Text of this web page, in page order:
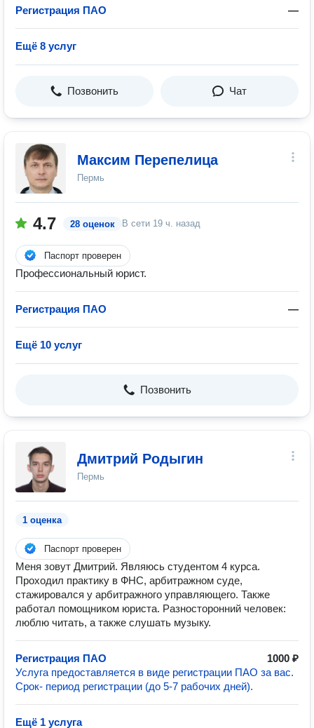
Регистрация ПАО —
Ещё 8 услуг
Позвонить Чат
Максим Перепелица
Пермь
4.7 28 оценок В сети 19 ч. назад
Паспорт проверен
Профессиональный юрист.
Регистрация ПАО —
Ещё 10 услуг
Позвонить
Дмитрий Родыгин
Пермь
1 оценка
Паспорт проверен
Меня зовут Дмитрий. Являюсь студентом 4 курса.
Проходил практику в ФНС, арбитражном суде,
стажировался у арбитражного управляющего. Также
работал помощником юриста. Разносторонний человек:
люблю читать, а также слушать музыку.
Регистрация ПАО
1000 ₽
Услуга предоставляется в виде регистрации ПАО за вас.
Срок- период регистрации (до 5-7 рабочих дней).
Ещё 1 услуга